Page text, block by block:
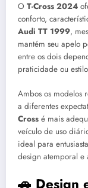
O T-Cross 2024
conforto,
Audi TT 1999,
mantém seu apelo
entre os dois
praticidade ou
Ambos os modelos
a diferentes
Cross é mais
veículo de uso
ideal para
design atemporal
🚗 Design